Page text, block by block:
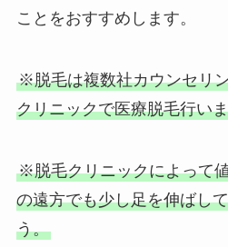
ことをおすすめします。
※脱毛は複数社カウンセリ
クリニックで医療脱毛行い
※脱毛クリニックによって
の遠方でも少し足を伸ばし
う。